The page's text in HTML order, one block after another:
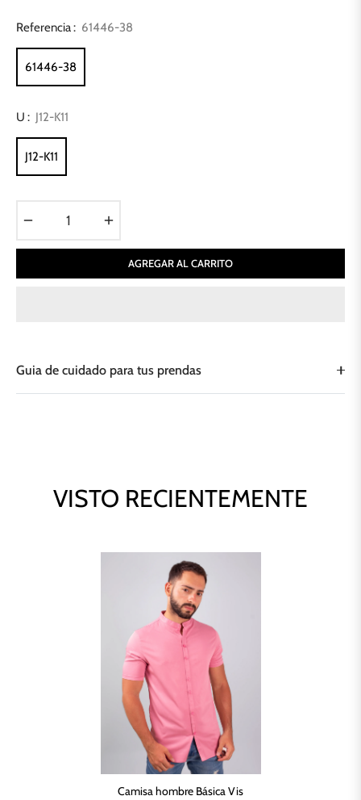
Referencia : 61446-38
61446-38
U : J12-K11
J12-K11
AGREGAR AL CARRITO
Guia de cuidado para tus prendas
VISTO RECIENTEMENTE
Camisa hombre Básica Vis